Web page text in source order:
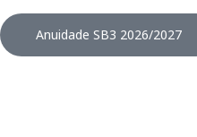
Anuidade SB3 2026/2027